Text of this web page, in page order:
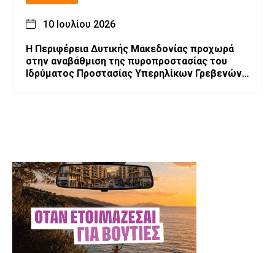
10 Ιουλίου 2026
Η Περιφέρεια Δυτικής Μακεδονίας προχωρά
στην αναβάθμιση της πυροπροστασίας του
Ιδρύματος Προστασίας Υπερηλίκων Γρεβενών